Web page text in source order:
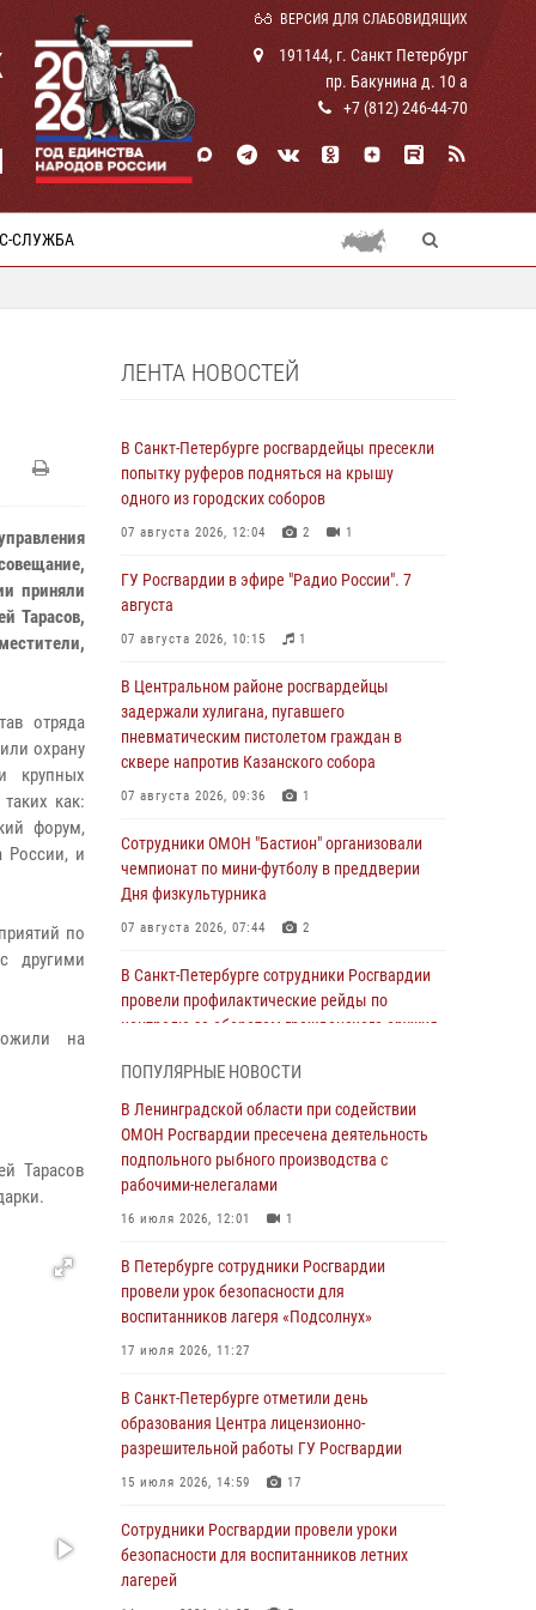
ВЕРСИЯ ДЛЯ СЛАБОВИДЯЩИХ
191144, г. Санкт Петербург
пр. Бакунина д. 10 а
+7 (812) 246-44-70
СЛУЖБА
приняли
Тарасов,
отряда
охрану
крупных
как:
форум,
России, и
по
другими
на
Тарасов
ЛЕНТА НОВОСТЕЙ
В Санкт-Петербурге росгвардейцы пресекли
попытку руферов подняться на крышу
одного из городских соборов
07 августа 2026, 12:04 2 1
ГУ Росгвардии в эфире "Радио России". 7
августа
07 августа 2026, 10:15 1
В Центральном районе росгвардейцы
задержали хулигана, пугавшего
пневматическим пистолетом граждан в
сквере напротив Казанского собора
07 августа 2026, 09:36 1
Сотрудники ОМОН "Бастион" организовали
чемпионат по мини-футболу в преддверии
Дня физкультурника
07 августа 2026, 07:44 2
В Санкт-Петербурге сотрудники Росгвардии
провели профилактические рейды по
контролю за оборотом гражданского оружия
В Красносельском районе наряд Росгвардии
задержал правонарушителя, угрожавшего 17-
летнему подростку травматическим оружием
06 августа 2026, 13:39
оперативно задержали хулигана,
стрелявшего из пускового устройства рядом
с жилыми домами
06 августа 2026, 11:36
Сотрудники и военнослужащие Росгвардии
обеспечили правопорядок при проведении
матча "Зенит" - "Балтика"
06 августа 2026, 07:30 10
В Выборгском районе наряд Росгвардии
обнаружил разыскиваемый преступный
автотранспорт
ПОПУЛЯРНЫЕ НОВОСТИ
В Ленинградской области при содействии
ОМОН Росгвардии пресечена деятельность
подпольного рыбного производства с
рабочими-нелегалами
16 июля 2026, 12:01 1
В Петербурге сотрудники Росгвардии
провели урок безопасности для
воспитанников лагеря «Подсолнух»
17 июля 2026, 11:27
В Санкт-Петербурге отметили день
образования Центра лицензионно-
разрешительной работы ГУ Росгвардии
15 июля 2026, 14:59 17
Сотрудники Росгвардии провели уроки
безопасности для воспитанников летних
лагерей